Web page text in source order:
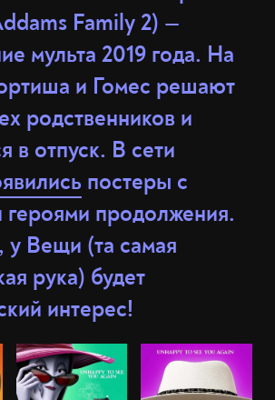
Family 2) —
мульта 2019 года. На
и Гомес решают
родственников и
в отпуск. В сети
постеры с
продолжения.
у Вещи (та самая
рука) будет
интерес!